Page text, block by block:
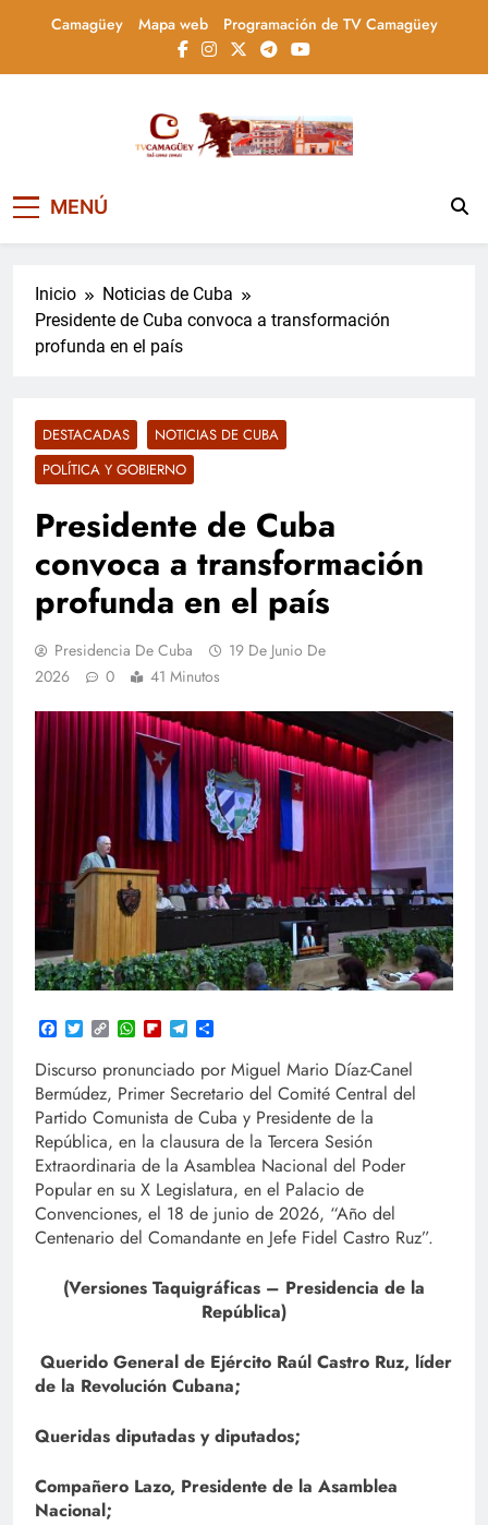
Camagüey Mapa web Programación de TV Camagüey
Televisión Camagüey,
Cuba
informa, educa y entretiene con contenidos
la actualidad nacional
MENÚ
Inicio
Noticias de Cuba
Presidente de Cuba convoca a transformación
profunda en el país
DESTACADAS
NOTICIAS DE CUBA
POLÍTICA Y GOBIERNO
Presidente de Cuba
convoca a transformación
profunda en el país
Presidencia De Cuba
19 De Junio De
2026
0 41 Minutos
Facebook
TwitterCopy
Link
WhatsApp
FlipboardTelegram
Discurso pronunciado por Miguel Mario Díaz-Canel
Bermúdez, Primer Secretario del Comité Central del
Partido Comunista de Cuba y Presidente de la
República, en la clausura de la Tercera Sesión
Extraordinaria de la Asamblea Nacional del Poder
Popular en su X Legislatura, en el Palacio de
Convenciones, el 18 de junio de 2026, “Año del
Centenario del Comandante en Jefe Fidel Castro Ruz”.
(Versiones Taquigráficas – Presidencia de la
República)
Querido General de Ejército Raúl Castro Ruz, líder
de la Revolución Cubana;
Queridas diputadas y diputados;
Compañero Lazo, Presidente de la Asamblea
Nacional;